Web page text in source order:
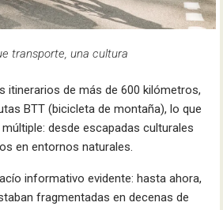
transporte, una cultura
itinerarios de más de 600 kilómetros,
BTT (bicicleta de montaña), lo que
desde escapadas culturales
en entornos naturales.
informativo evidente: hasta ahora,
fragmentadas en decenas de